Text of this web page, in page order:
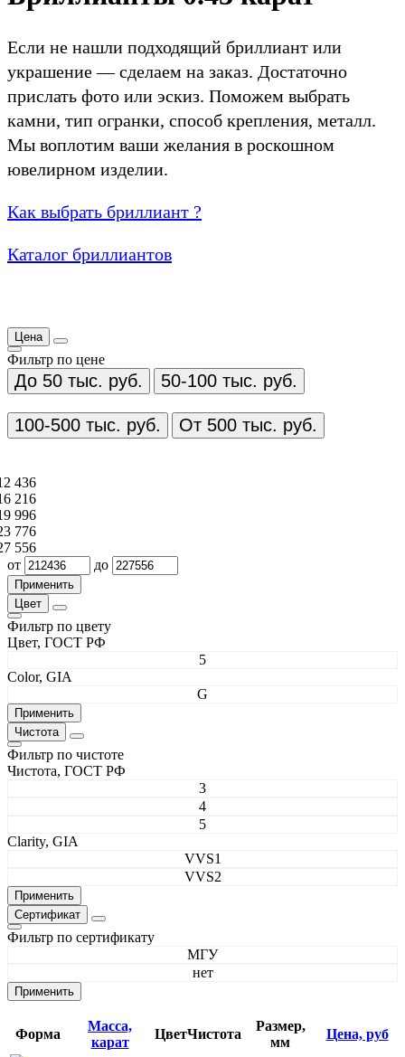
Если не нашли подходящий бриллиант или
украшение — сделаем на заказ. Достаточно
прислать фото или эскиз. Поможем выбрать
камни, тип огранки, способ крепления, металл.
Мы воплотим ваши желания в роскошном
ювелирном изделии.
Как выбрать бриллиант ?
Каталог бриллиантов
Цена
Фильтр по цене
До 50 тыс. руб. 50-100 тыс. руб.
100-500 тыс. руб. От 500 тыс. руб.
436
216
996
776
556
от
до
Цвет
Фильтр по цвету
Цвет, ГОСТ РФ
5
Color, GIA
G
Чистота
Фильтр по чистоте
Чистота, ГОСТ РФ
3
4
5
Clarity, GIA
VVS1
VVS2
Сертификат
Фильтр по сертификату
МГУ
нет
Форма
Масса,
карат
ЦветЧистота
Размер,
мм
Цена, руб